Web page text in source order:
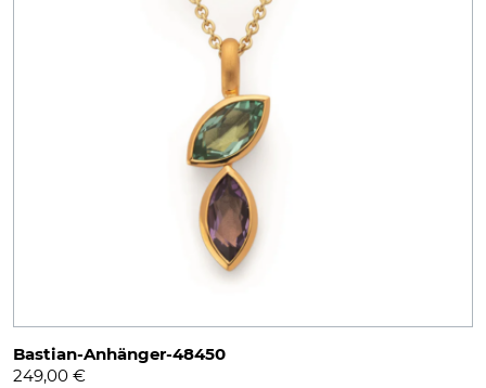
Bastian-Anhänger-48450
249,00 €